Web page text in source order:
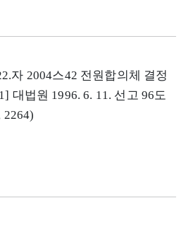
자 2004스42 전원합의체 결정
대법원 1996. 6. 11. 선고 96도
2264)